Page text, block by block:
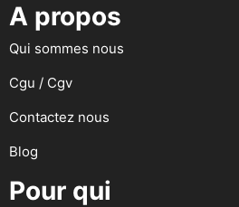
A propos
Qui sommes nous
Cgu / Cgv
Contactez nous
Blog
Pour qui